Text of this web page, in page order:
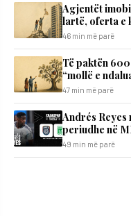
Agjentët
lartë, oferta e
46 min më parë
Të paktën
“mollë e
47 min më parë
Andrés
periudhe në
49 min më parë